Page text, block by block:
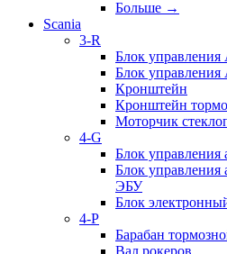
Больше →
Scania
3-R
Блок управления
Блок
Кронштейн
Кронштейн
Моторчик
4-G
Блок
Блок
ЭБУ
Блок
4-P
Барабан
Вал рокеров